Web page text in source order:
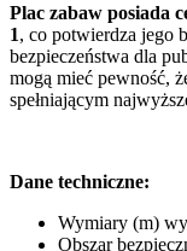
Plac zabaw posiada
1, co potwierdza jego
bezpieczeństwa dla
mogą mieć pewność,
spełniającym
Dane techniczne:
Wymiary (m)
Obszar